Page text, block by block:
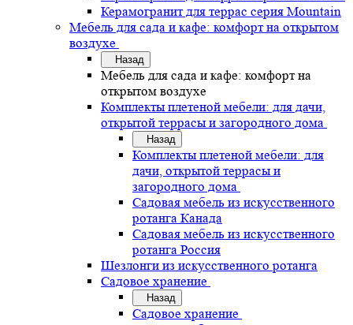
Керамогранит для террас серия Mountain
Мебель для сада и кафе: комфорт на открытом
воздухе
Назад
Мебель для сада и кафе: комфорт на
открытом воздухе
Комплекты плетеной мебели: для дачи,
открытой террасы и загородного дома
Назад
Комплекты плетеной мебели: для
дачи, открытой террасы и
загородного дома
Садовая мебель из искусственного
ротанга Канада
Садовая мебель из искусственного
ротанга Россия
Шезлонги из искусственного ротанга
Садовое хранение
Назад
Садовое хранение